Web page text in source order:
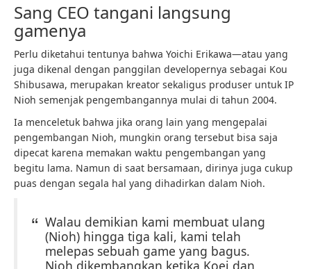
Sang CEO tangani langsung
gamenya
Perlu diketahui tentunya bahwa Yoichi Erikawa—atau yang
juga dikenal dengan panggilan developernya sebagai Kou
Shibusawa, merupakan kreator sekaligus produser untuk IP
Nioh semenjak pengembangannya mulai di tahun 2004.
Ia menceletuk bahwa jika orang lain yang mengepalai
pengembangan Nioh, mungkin orang tersebut bisa saja
dipecat karena memakan waktu pengembangan yang
begitu lama. Namun di saat bersamaan, dirinya juga cukup
puas dengan segala hal yang dihadirkan dalam Nioh.
Walau demikian kami membuat ulang
(Nioh) hingga tiga kali, kami telah
melepas sebuah game yang bagus.
Nioh dikembangkan ketika Koei dan